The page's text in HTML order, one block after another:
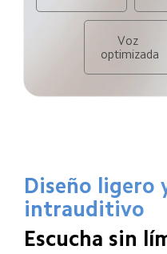
Voz
optimizada
Diseño ligero
intrauditivo
Escucha sin